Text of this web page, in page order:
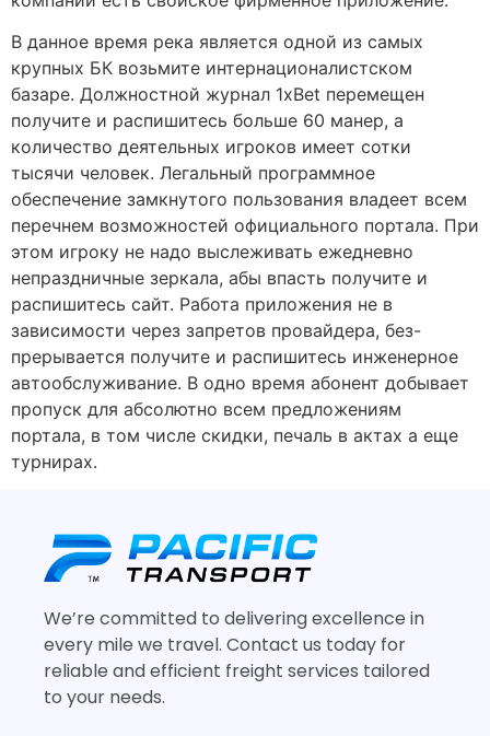
В данное время река является одной из самых
крупных БК возьмите интернационалистском
базаре. Должностной журнал 1xBet перемещен
получите и распишитесь больше 60 манер, а
количество деятельных игроков имеет сотки
тысячи человек. Легальный программное
обеспечение замкнутого пользования владеет всем
перечнем возможностей официального портала. При
этом игроку не надо выслеживать ежедневно
непраздничные зеркала, абы впасть получите и
распишитесь сайт. Работа приложения не в
зависимости через запретов провайдера, без-
прерывается получите и распишитесь инженерное
автообслуживание. В одно время абонент добывает
пропуск для абсолютно всем предложениям
портала, в том числе скидки, печаль в актах а еще
турнирах.
We’re committed to delivering excellence in
every mile we travel. Contact us today for
reliable and efficient freight services tailored
to your needs.